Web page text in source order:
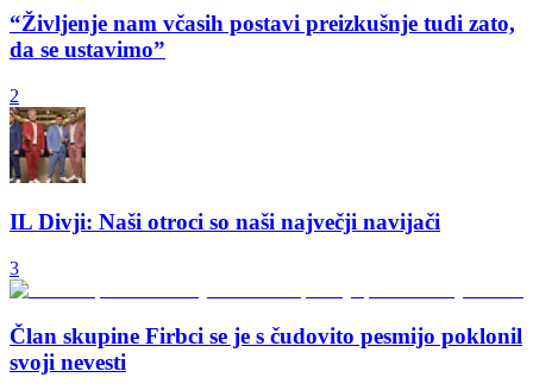
“Življenje nam včasih postavi preizkušnje tudi zato,
da se ustavimo”
2
IL Divji: Naši otroci so naši največji navijači
3
Član skupine Firbci se je s čudovito pesmijo poklonil
svoji nevesti